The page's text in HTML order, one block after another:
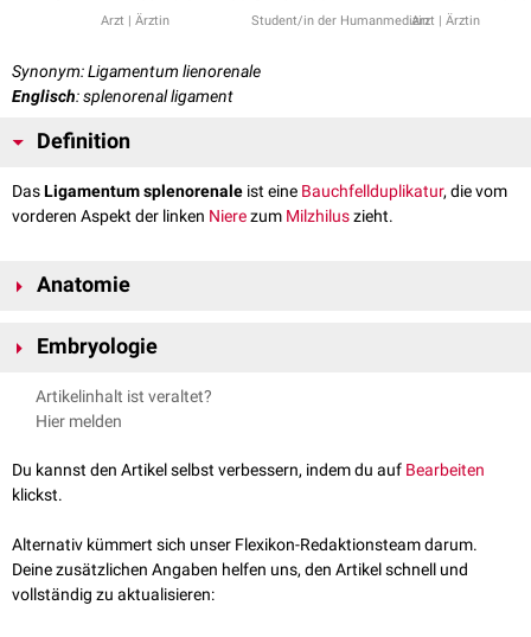
Arzt | Ärztin Student/in der HumanmedizinArzt | Ärztin
Synonym: Ligamentum lienorenale
Englisch: splenorenal ligament
Definition
DasLigamentum splenorenale ist eine Bauchfellduplikatur, die vom
vorderen Aspekt der linken Nierezum Milzhiluszieht.
Anatomie
die Blutgefäße ( Arteria splenica
pancreatis). Der Pankreasschwanz ist der einzige Teil des
intraperitoneale Anteile hat. Die Abgrenzung von benachbarten Bändern
"Ligamentum splenorenale" ist eigentlich ungenau, da keine direkte
Verbindung zwischen Milz und Niere besteht.
Embryologie
Das Ligamentum splenorenale entwickelt sich aus dem
. Dies ist selbst der hintere Teil des
unter die große Kurvatur des Magens - verlagert.
Artikelinhalt ist veraltet?
Hier melden
Du kannst den Artikel selbst verbessern, indem du auf Bearbeiten
klickst.
Alternativ kümmert sich unser Flexikon-Redaktionsteam darum.
Deine zusätzlichen Angaben helfen uns, den Artikel schnell und
vollständig zu aktualisieren: